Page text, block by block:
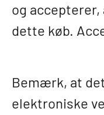
og
dette køb.
Bemærk, at
elektroniske